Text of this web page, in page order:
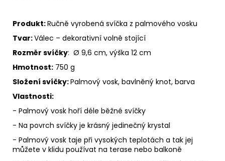
Produkt:Ručně vyrobená svíčka z palmového vosku
Tvar:Válec – dekorativní volně stojící
Rozměr svíčky: Ø 9,6 cm, výška 12 cm
Hmotnost: 750 g
Složení svíčky:Palmový vosk, bavlněný knot, barva
Vlastnosti:
- Palmový vosk hoří déle běžné svíčky
- Na povrch svíčky je krásný jedinečný krystal
- Palmový vosk taje při vysokých teplotách a tak jej
můžete v klidu používat na terase nebo balkoně